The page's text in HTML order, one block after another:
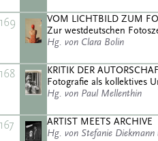
169
VOM LICHTBILD ZUM
Zur westdeutschen
Hg. von Clara Bolin
168
KRITIK DER
Fotografie als kollektives
Hg. von Paul Mellenthin
167
ARTIST MEETS ARCHIVE
Hg. von Stefanie Diekmann